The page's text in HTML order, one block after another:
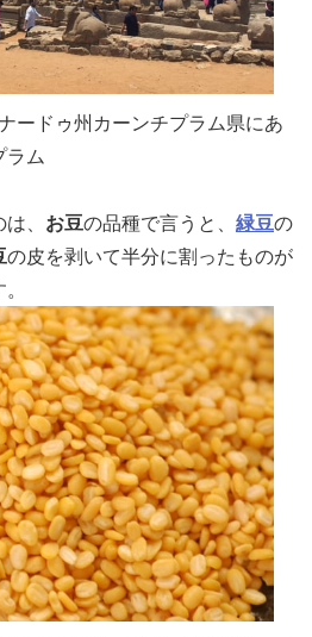
ードゥ州カーンチプラム県にあ
ラム
、 お豆の品種で言うと、 緑豆の
の皮を剥いて半分に割ったものが